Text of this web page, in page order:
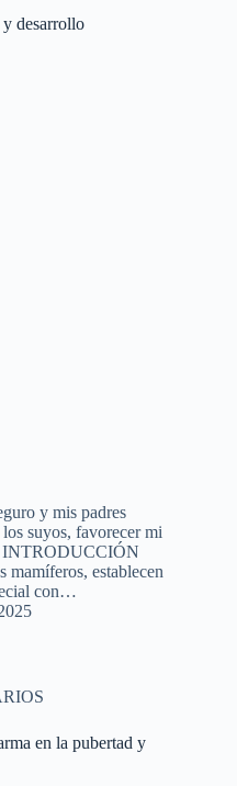
y desarrollo
y mis padres
suyos, favorecer mi
INTRODUCCIÓN
mamíferos, establecen
con…
en la pubertad y